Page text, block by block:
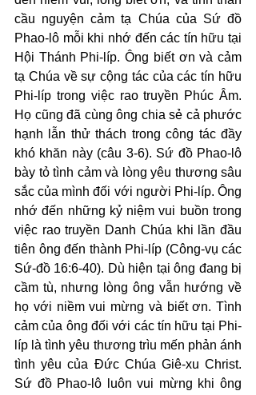
cầu nguyện cảm tạ Chúa của Sứ đồ
Phao-lô mỗi khi nhớ đến các tín hữu tại
Hội Thánh Phi-líp. Ông biết ơn và cảm
tạ Chúa về sự cộng tác của các tín hữu
Phi-líp trong việc rao truyền Phúc Âm.
Họ cũng đã cùng ông chia sẻ cả phước
hạnh lẫn thử thách trong công tác đầy
khó khăn này (câu 3-6). Sứ đồ Phao-lô
bày tỏ tình cảm và lòng yêu thương sâu
sắc của mình đối với người Phi-líp. Ông
nhớ đến những kỷ niệm vui buồn trong
việc rao truyền Danh Chúa khi lần đầu
tiên ông đến thành Phi-líp (Công-vụ các
Sứ-đồ 16:6-40). Dù hiện tại ông đang bị
cầm tù, nhưng lòng ông vẫn hướng về
họ với niềm vui mừng và biết ơn. Tình
cảm của ông đối với các tín hữu tại Phi-
líp là tình yêu thương trìu mến phản ánh
tình yêu của Đức Chúa Giê-xu Christ.
Sứ đồ Phao-lô luôn vui mừng khi ông